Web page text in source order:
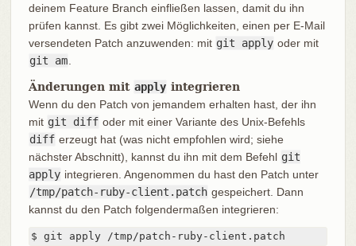
deinem Feature Branch einfließen lassen, damit du ihn
prüfen kannst. Es gibt zwei Möglichkeiten, einen per E-Mail
versendeten Patch anzuwenden: mit git apply oder mit
git am
Änderungen mit apply integrieren
Wenn du den Patch von jemandem erhalten hast, der ihn
mit git diff oder mit einer Variante des Unix-Befehls
diff erzeugt hat (was nicht empfohlen wird; siehe
nächster Abschnitt), kannst du ihn mit dem Befehl git
apply integrieren. Angenommen du hast den Patch unter
/tmp/patch-ruby-client.patch gespeichert. Dann
kannst du den Patch folgendermaßen integrieren:
$ git apply /tmp/patch-ruby-client.patch